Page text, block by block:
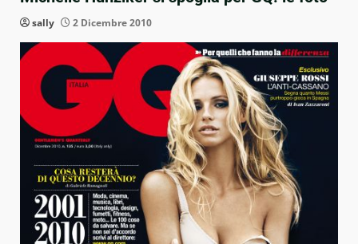
sally 2 Dicembre 2010